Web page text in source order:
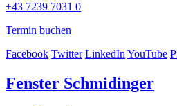
+43 7239 7031 0
Termin buchen
Facebook Twitter LinkedInYouTube
Fenster Schmidinger